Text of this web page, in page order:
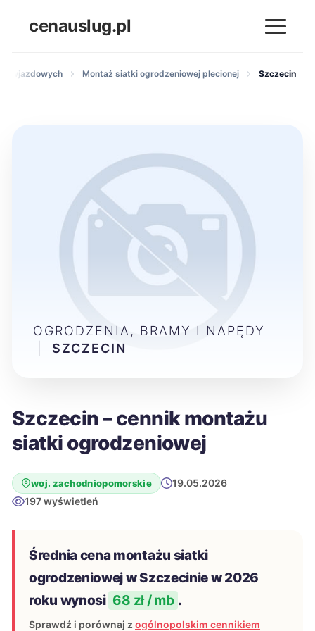
cenauslug.pl
wjazdowych Montaż siatki ogrodzeniowej plecionej Szczecin
Szczecin – cennik montażu
siatki ogrodzeniowej
woj. zachodniopomorskie
19.05.2026
197 wyświetleń
Średnia cena montażu siatki
ogrodzeniowej w Szczecinie w 2026
roku wynosi 68 zł / mb .
Sprawdź i porównaj z ogólnopolskim cennikiem
OGRODZENIA, BRAMY I NAPĘDY
SZCZECIN